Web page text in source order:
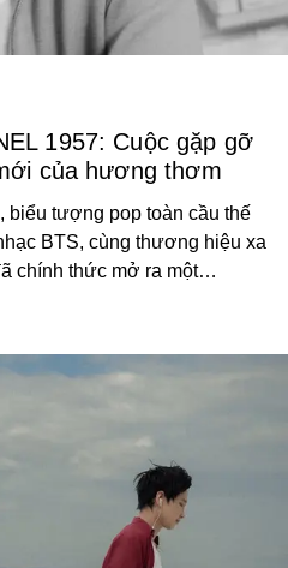
1957: Cuộc gặp gỡ
của hương thơm
tượng pop toàn cầu thế
BTS, cùng thương hiệu xa
chính thức mở ra một